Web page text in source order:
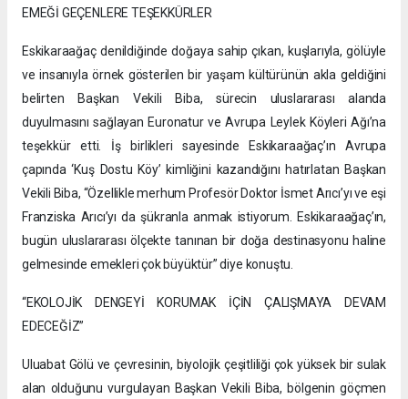
EMEĞİ GEÇENLERE TEŞEKKÜRLER
Eskikaraağaç denildiğinde doğaya sahip çıkan, kuşlarıyla, gölüyle
ve insanıyla örnek gösterilen bir yaşam kültürünün akla geldiğini
belirten Başkan Vekili Biba, sürecin uluslararası alanda
duyulmasını sağlayan Euronatur ve Avrupa Leylek Köyleri Ağı’na
teşekkür etti. İş birlikleri sayesinde Eskikaraağaç’ın Avrupa
çapında ‘Kuş Dostu Köy’ kimliğini kazandığını hatırlatan Başkan
Vekili Biba, “Özellikle merhum Profesör Doktor İsmet Arıcı’yı ve eşi
Franziska Arıcı’yı da şükranla anmak istiyorum. Eskikaraağaç’ın,
bugün uluslararası ölçekte tanınan bir doğa destinasyonu haline
gelmesinde emekleri çok büyüktür” diye konuştu.
“EKOLOJİK DENGEYİ KORUMAK İÇİN ÇALIŞMAYA DEVAM
EDECEĞİZ”
Uluabat Gölü ve çevresinin, biyolojik çeşitliliği çok yüksek bir sulak
alan olduğunu vurgulayan Başkan Vekili Biba, bölgenin göçmen